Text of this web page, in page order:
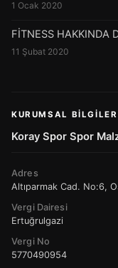
1 Ocak 2020
FİTNESS HAKKINDA
11 Şubat 2020
KURUMSAL BILGILER
Koray Spor Spor
Adres
Altıparmak Cad. No:6,
Vergi Dairesi
Ertuğrulgazi
Vergi No
5770490954